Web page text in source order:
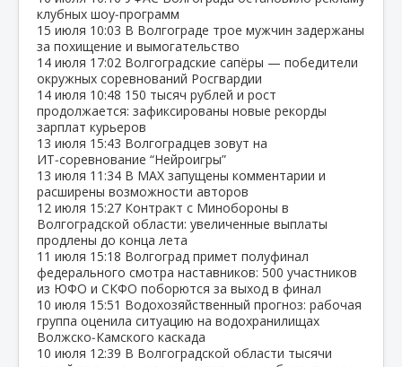
клубных шоу‑программ
15 июля 10:03 В Волгограде трое мужчин задержаны
за похищение и вымогательство
14 июля 17:02 Волгоградские сапёры — победители
окружных соревнований Росгвардии
14 июля 10:48 150 тысяч рублей и рост
продолжается: зафиксированы новые рекорды
зарплат курьеров
13 июля 15:43 Волгоградцев зовут на
ИТ‑соревнование “Нейроигры”
13 июля 11:34 В МАХ запущены комментарии и
расширены возможности авторов
12 июля 15:27 Контракт с Минобороны в
Волгоградской области: увеличенные выплаты
продлены до конца лета
11 июля 15:18 Волгоград примет полуфинал
федерального смотра наставников: 500 участников
из ЮФО и СКФО поборются за выход в финал
10 июля 15:51 Водохозяйственный прогноз: рабочая
группа оценила ситуацию на водохранилищах
Волжско‑Камского каскада
10 июля 12:39 В Волгоградской области тысячи